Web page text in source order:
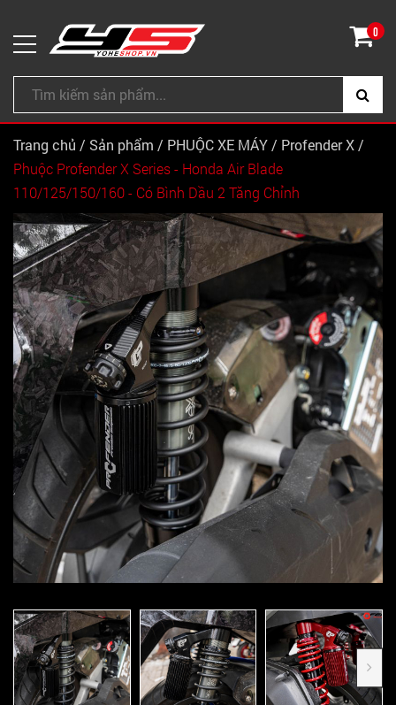
0
Trang chủ / Sản phẩm / PHUỘC XE MÁY / Profender X /
Phuộc Profender X Series - Honda Air Blade
110/125/150/160 - Có Bình Dầu 2 Tăng Chỉnh